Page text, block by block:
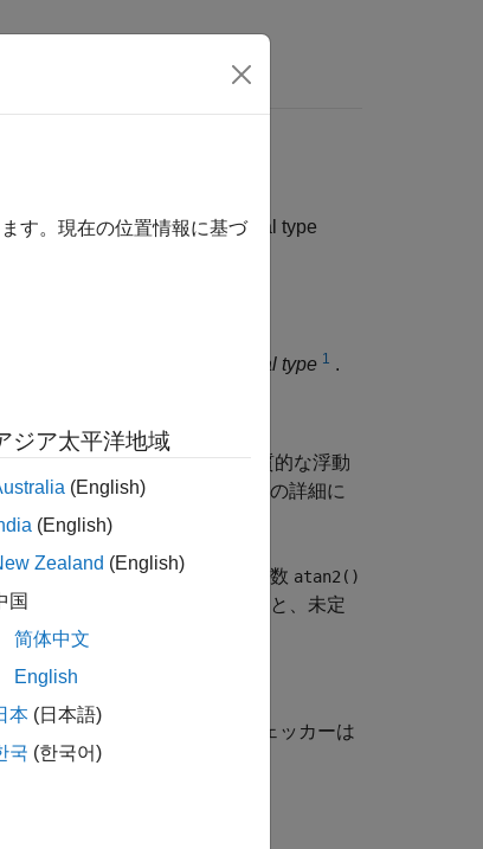
MATLAB Answers
have an appropriate essential type
have an appropriate essential type 1 .
的な符号なし型、または実質的な浮動
動作になります。実質的な型の詳細に
用できません。たとえば、関数 atan2()
動小数点型の引数を使用すると、未定
されている場合、ルール チェッカーは
す。現在の位置情報に基づ
ジア太平洋地域
(English)
(English)
Zealand (English)
国
简体中文
English
本 (日本語)
국 (한국어)